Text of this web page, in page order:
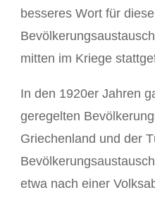
besseres Wort für
mitten im Kriege
In den 1920er Jahren
geregelten
Griechenland und der
etwa nach einer